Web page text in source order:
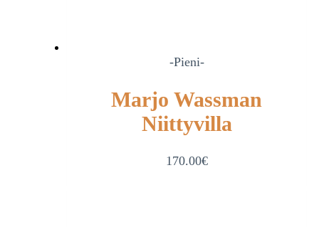
-Pieni-
Marjo Wassman
Niittyvilla
170.00€